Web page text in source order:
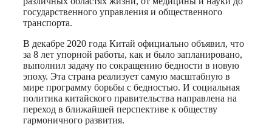
государственного управления и общественного
транспорта.
В декабре 2020 года Китай официально объявил, что
за 8 лет упорной работы, как и было запланировано,
выполнил задачу по сокращению бедности в новую
эпоху. Эта страна реализует самую масштабную в
мире программу борьбы с бедностью. И социальная
политика китайского правительства направлена на
переход в ближайшей перспективе к обществу
гармоничного развития.